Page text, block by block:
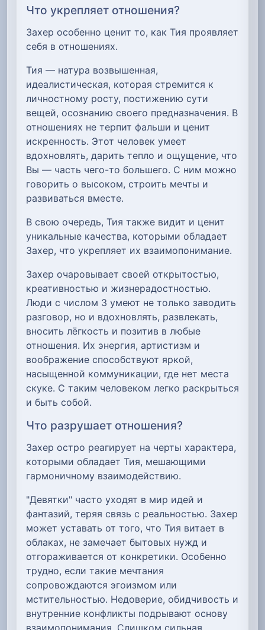
Что укрепляет отношения?
Захер особенно ценит то, как Тия проявляет
себя в отношениях.
Тия — натура возвышенная,
идеалистическая, которая стремится к
личностному росту, постижению сути
вещей, осознанию своего предназначения. В
отношениях не терпит фальши и ценит
искренность. Этот человек умеет
вдохновлять, дарить тепло и ощущение, что
Вы — часть чего-то большего. С ним можно
говорить о высоком, строить мечты и
развиваться вместе.
В свою очередь, Тия также видит и ценит
уникальные качества, которыми обладает
Захер, что укрепляет их взаимопонимание.
Захер очаровывает своей открытостью,
креативностью и жизнерадостностью.
Люди с числом 3 умеют не только заводить
разговор, но и вдохновлять, развлекать,
вносить лёгкость и позитив в любые
отношения. Их энергия, артистизм и
воображение способствуют яркой,
насыщенной коммуникации, где нет места
скуке. С таким человеком легко раскрыться
и быть собой.
Что разрушает отношения?
Захер остро реагирует на черты характера,
которыми обладает Тия, мешающими
гармоничному взаимодействию.
"Девятки" часто уходят в мир идей и
фантазий, теряя связь с реальностью. Захер
может уставать от того, что Тия витает в
облаках, не замечает бытовых нужд и
отгораживается от конкретики. Особенно
трудно, если такие мечтания
сопровождаются эгоизмом или
мстительностью. Недоверие, обидчивость и
внутренние конфликты подрывают основу
взаимопонимания. Слишком сильная